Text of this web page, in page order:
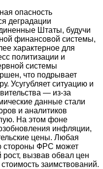
опасность
деградации
Штаты, будучи
финансовой системы,
характерное для
политизации и
системы
что подрывает
Усугубляет ситуацию и
— из-за
данные стали
и аналитиков
На этом фоне
инфляции,
цены. Любая
стороны ФРС может
рост, вызвав обвал цен
заимствований.